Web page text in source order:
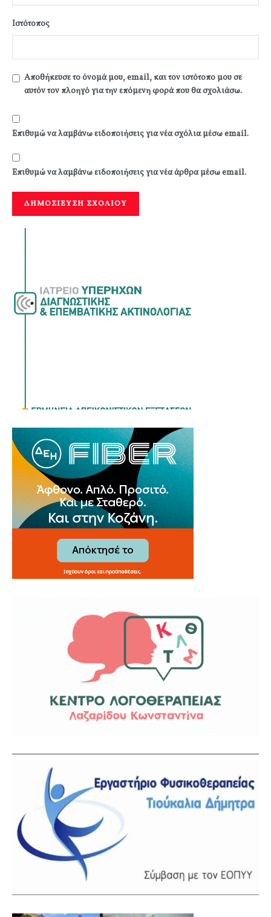
Ιστότοπος
Αποθήκευσε το όνομά μου, email, και τον ιστότοπο μου σε
αυτόν τον πλοηγό για την επόμενη φορά που θα σχολιάσω.
Επιθυμώ να λαμβάνω ειδοποιήσεις για νέα σχόλια μέσω email.
Επιθυμώ να λαμβάνω ειδοποιήσεις για νέα άρθρα μέσω email.